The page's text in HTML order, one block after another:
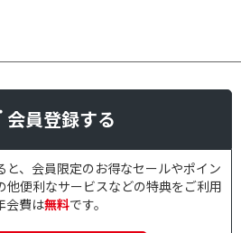
会員登録する
、会員限定のお得なセールやポイン
他便利なサービスなどの特典をご利用
会費は無料です。